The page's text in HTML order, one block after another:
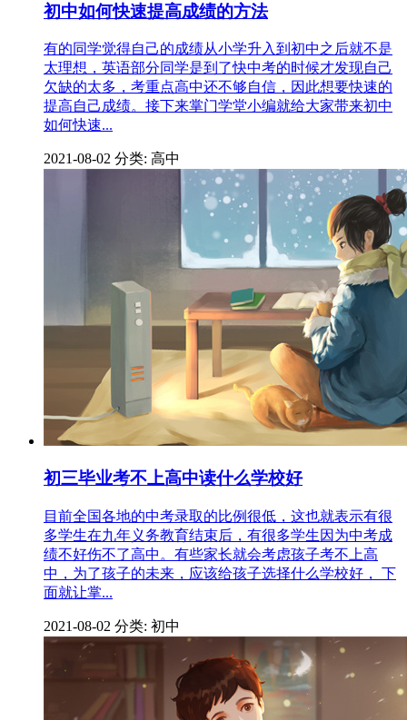
初中如何快速提高成绩的方法
有的同学觉得自己的成绩从小学升入到初中之后就不是
太理想，英语部分同学是到了快中考的时候才发现自己
欠缺的太多，考重点高中还不够自信，因此想要快速的
提高自己成绩。接下来掌门学堂小编就给大家带来初中
如何快速...
2021-08-02 分类: 高中
初三毕业考不上高中读什么学校好
目前全国各地的中考录取的比例很低，这也就表示有很
多学生在九年义务教育结束后，有很多学生因为中考成
绩不好伤不了高中。有些家长就会考虑孩子考不上高
中，为了孩子的未来，应该给孩子选择什么学校好， 下
面就让掌...
2021-08-02 分类: 初中